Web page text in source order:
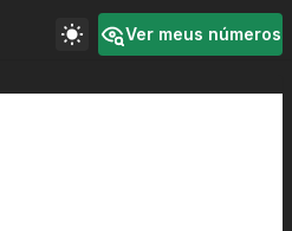
Ver meus números